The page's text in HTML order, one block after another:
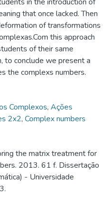
that once lacked. Then
of transformations
this approach
of their same
to conclude we present a
the complexs numbers.
Complexos, Ações
2x2, Complex numbers
the matrix treatment for
2013. 61 f. Dissertação
- Universidade